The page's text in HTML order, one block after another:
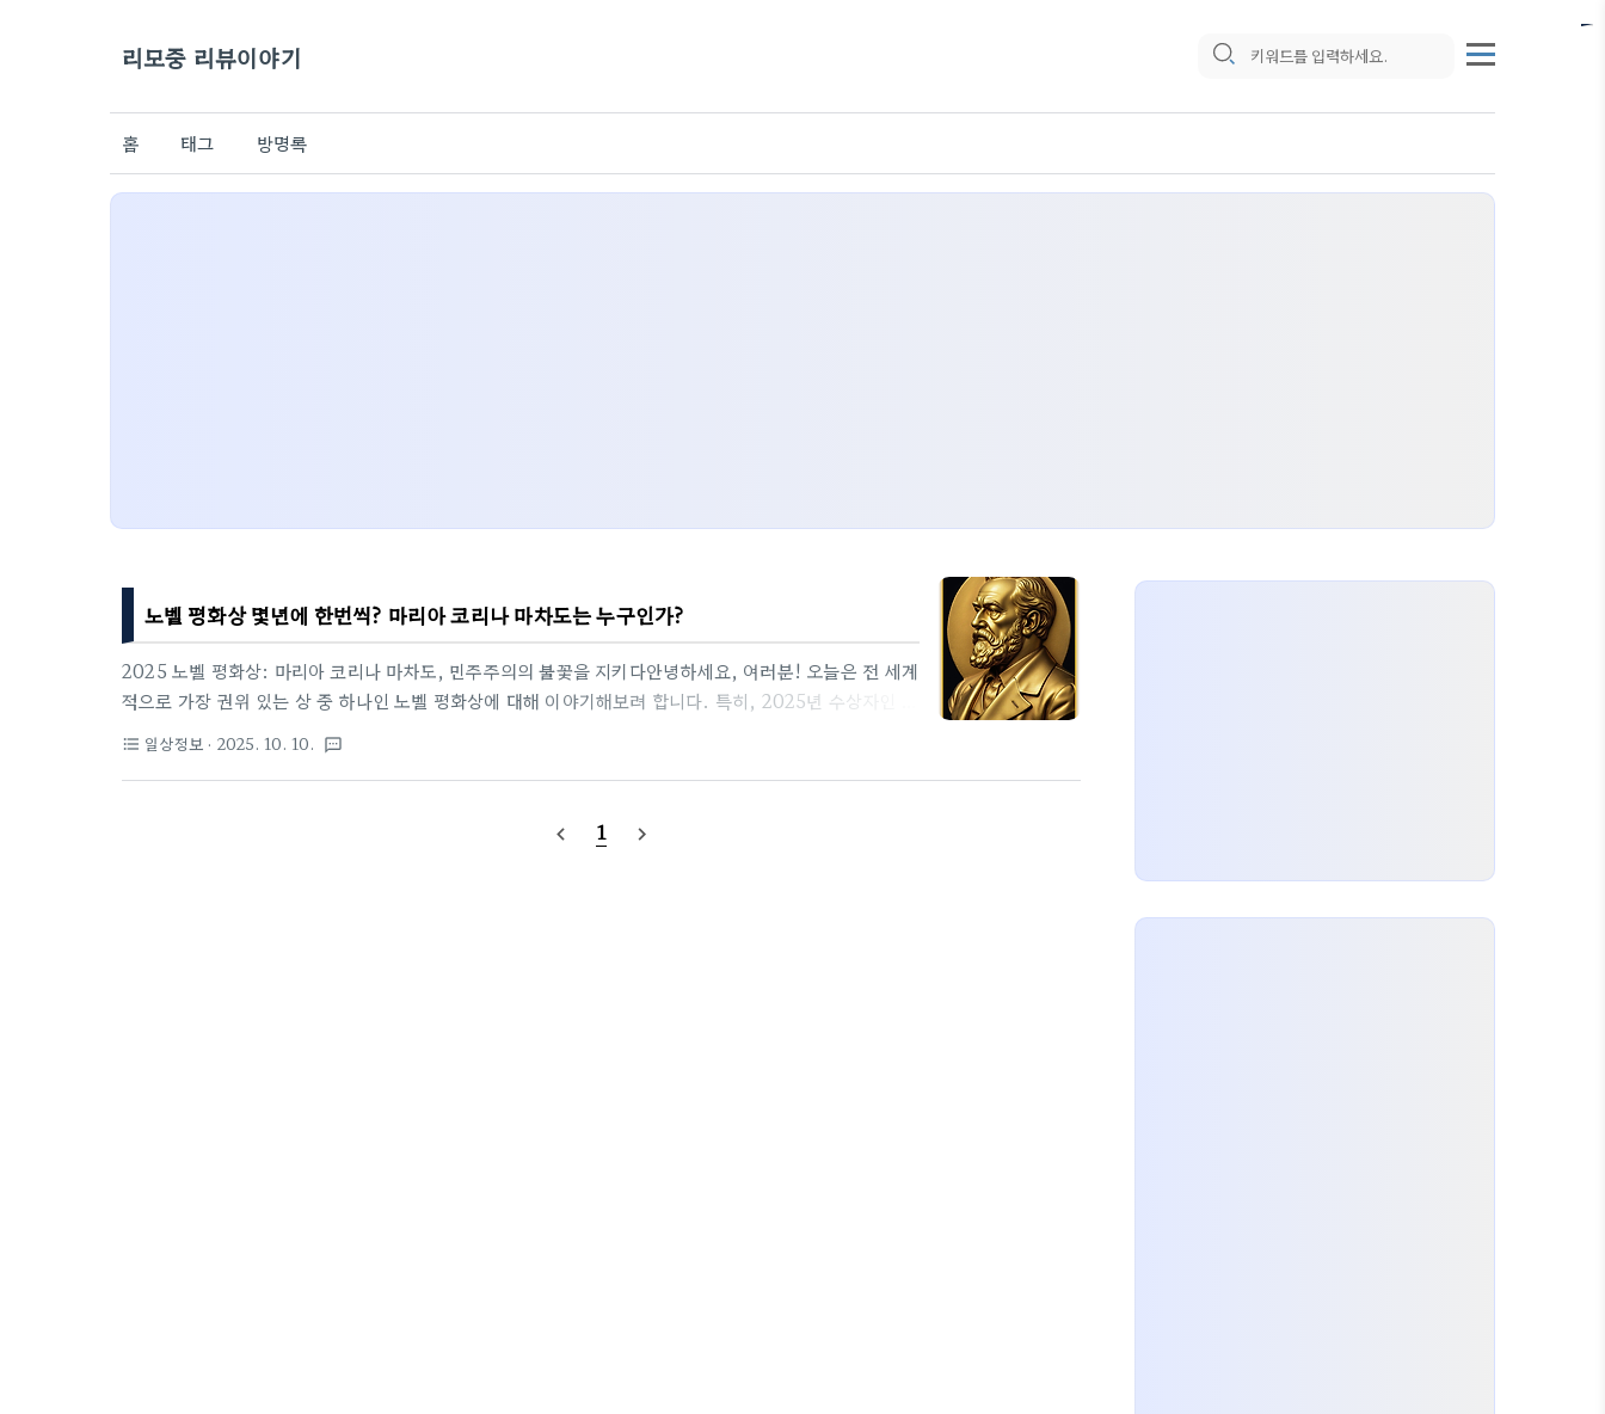
리모중 리뷰이야기
홈 태그 방명록
노벨 평화상 몇년에 한번씩? 마리아 코리나 마차도는 누구인가?
2025 노벨 평화상: 마리아 코리나 마차도, 민주주의의 불꽃을 지키다안녕하세요, 여러분! 오늘은 전 세계
적으로 가장 권위 있는 상 중 하나인 노벨 평화상에 대해 이야기해보려 합니다. 특히, 2025년 수상자인 마
그녀의 업적을 깊이 파헤쳐볼게요. 노벨 평화상이 어떤 상인지, 얼마나 자주 주어지는지, 그리고 2025년
노벨 평화상은 스웨덴의 발명가이자 다이너마이트의 창시자인 알프레드 노벨(Alfred Nobel)의 유언에
따라 1901년에 처음 시작된 상이에요. 다른 노벨상(물리학, 화학, 생리학·의학,..
format_list_bulleted 일상정보 · 2025. 10. 10. textsms
navigate_before 1 navigate_next